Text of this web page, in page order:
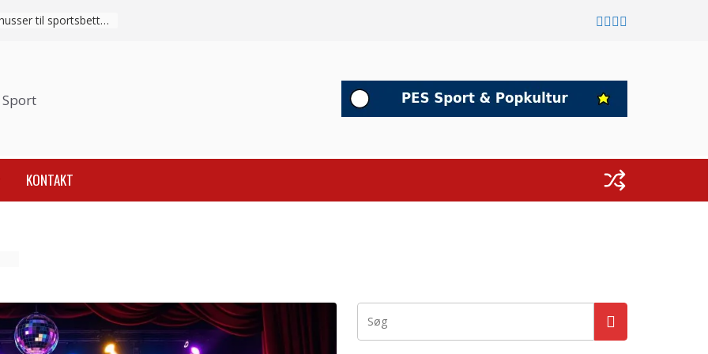
Sådan fungerer velkomstbonusser til sportsbetting fra indbetaling til omsætningskrav
KONTAKT